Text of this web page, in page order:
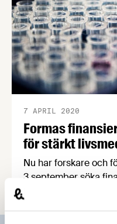
Formas
för stärkt
7 APRIL 2020
Nu har forskare och
3 september söka
gemensamt skapa
centrumbildningar